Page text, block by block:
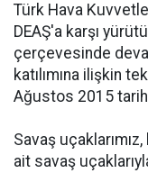
Türk Hava
DEAŞ'a karşı
çerçevesinde
katılımına ilişkin
Ağustos 2015
Savaş
ait savaş